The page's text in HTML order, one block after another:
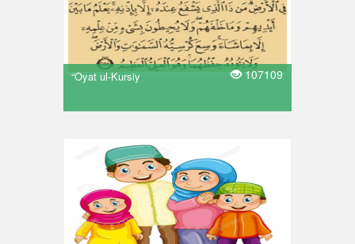
“Oyat ul-Kursiy 107109